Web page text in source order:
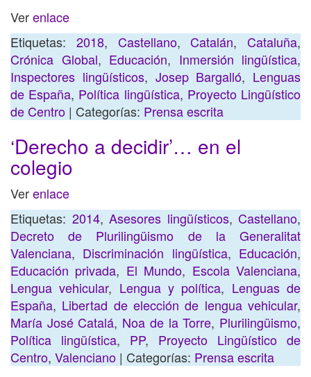
Verenlace
Etiquetas: 2018, Castellano,Catalán, Cataluña,
Crónica Global, Educación, Inmersión lingüística,
Inspectores lingüísticos, Josep Bargalló, Lenguas
de España, Política lingüística, Proyecto Lingüístico
de Centro | Categorías: Prensa escrita
‘Derecho a decidir’… en el
colegio
Verenlace
Etiquetas: 2014, Asesores lingüísticos, Castellano,
Decreto de Plurilingüismo de la Generalitat
Valenciana, Discriminación lingüística, Educación,
Educación privada, El Mundo, Escola Valenciana,
Lengua vehicular, Lengua y política, Lenguas de
España, Libertad de elección de lengua vehicular,
María José Catalá, Noa de la Torre, Plurilingüismo,
Política lingüística, PP, Proyecto Lingüístico de
Centro, Valenciano | Categorías: Prensa escrita